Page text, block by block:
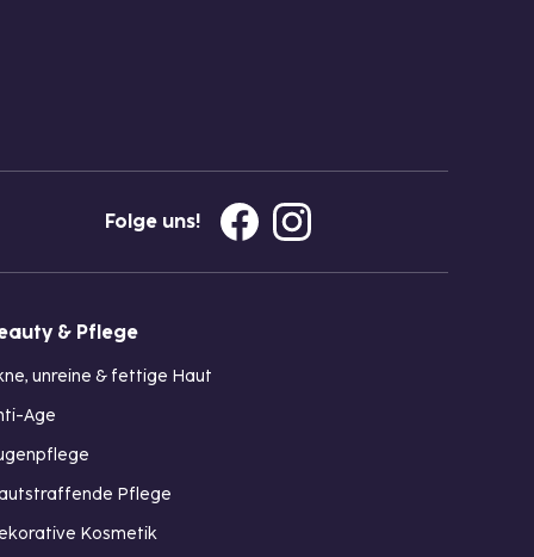
Folge uns!
& Pflege
unreine & fettige Haut
Age
Pflege
Kosmetik